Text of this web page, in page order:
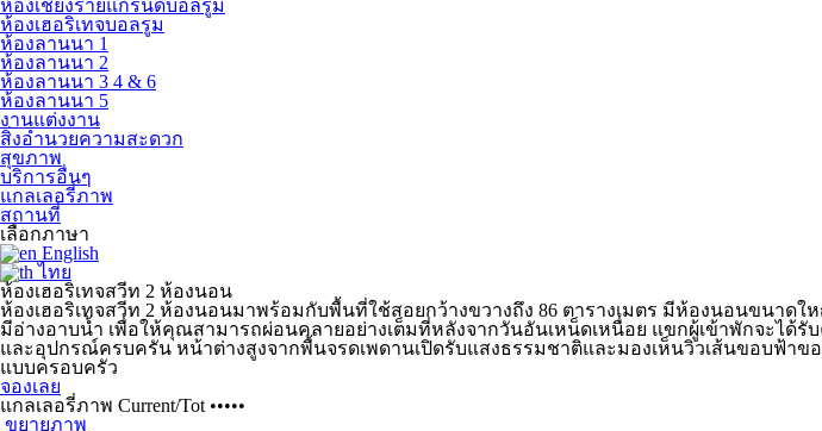
ห้องเชียงรายแกรนด์บอลรูม
ห้องเฮอริเทจบอลรูม
ห้องลานนา 1
ห้องลานนา 2
ห้องลานนา 3 4 & 6
ห้องลานนา 5
งานแต่งงาน
สิ่งอำนวยความสะดวก
สุขภาพ
บริการอื่นๆ
แกลเลอรี่ภาพ
สถานที่
เลือกภาษา
English
ไทย
ห้องเฮอริเทจสวีท 2 ห้องนอน
ห้องเฮอริเทจสวีท 2 ห้องนอนมาพร้อมกับพื้นที่ใช้สอยกว้างขวางถึง 86 ตารางเมตร มีห้องนอนขนา
มีอ่างอาบน้ำ เพื่อให้คุณสามารถผ่อนคลายอย่างเต็มที่หลังจากวันอันเหน็ดเหนื่อย แขกผู้เข้าพักจะได้
และอุปกรณ์ครบครัน หน้าต่างสูงจากพื้นจรดเพดานเปิดรับแสงธรรมชาติและมองเห็นวิวเส้นขอบฟ้าข
แบบครอบครัว
จองเลย
แกลเลอรี่ภาพ Current/Tot •••••
ขยายภาพ